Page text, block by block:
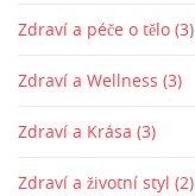
Zdraví a péče o tělo (3)
Zdraví a Wellness (3)
Zdraví a Krása (3)
Zdraví a životní styl (2)